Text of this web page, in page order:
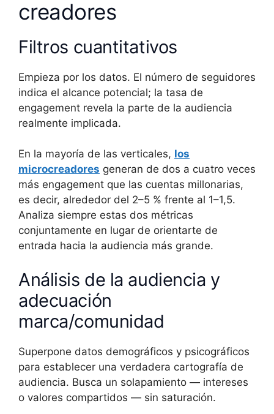
creadores
Filtros cuantitativos
Empieza por los datos. El número de seguidores
indica el alcance potencial; la tasa de
engagement revela la parte de la audiencia
realmente implicada.
En la mayoría de las verticales, los
microcreadores generan de dos a cuatro veces
más engagement que las cuentas millonarias,
es decir, alrededor del 2–5 % frente al 1–1,5.
Analiza siempre estas dos métricas
conjuntamente en lugar de orientarte de
entrada hacia la audiencia más grande.
Análisis de la audiencia y
adecuación
marca/comunidad
Superpone datos demográficos y psicográficos
para establecer una verdadera cartografía de
audiencia. Busca un solapamiento — intereses
o valores compartidos — sin saturación.